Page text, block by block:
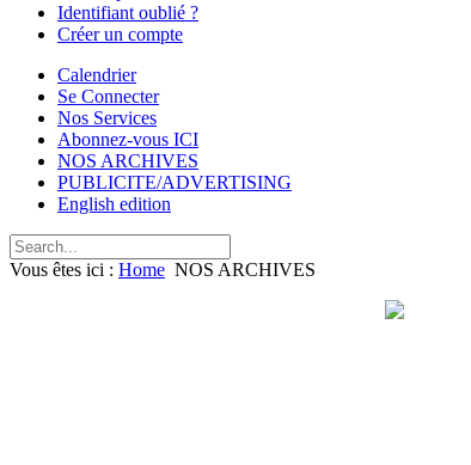
Identifiant oublié ?
Créer un compte
Calendrier
Se Connecter
Nos Services
Abonnez-vous ICI
NOS ARCHIVES
PUBLICITE/ADVERTISING
English edition
Vous êtes ici : Home NOS ARCHIVES